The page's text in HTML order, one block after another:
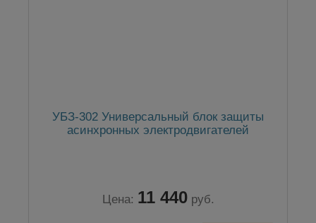
УБЗ-302 Универсальный блок защиты
асинхронных электродвигателей
Цена: 11 440 руб.